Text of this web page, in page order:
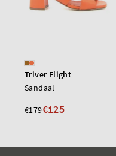
Triver Flight
Sandaal
€179€125